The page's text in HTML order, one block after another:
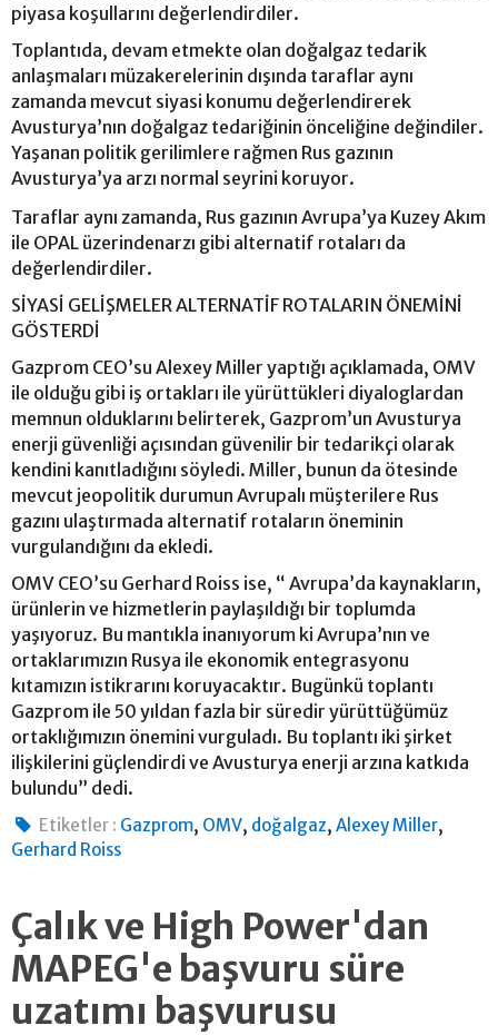
piyasa koşullarını değerlendirdiler.
Toplantıda, devam etmekte olan doğalgaz tedarik
anlaşmaları müzakerelerinin dışında taraflar aynı
zamanda mevcut siyasi konumu değerlendirerek
Avusturya’nın doğalgaz tedariğinin önceliğine değindiler.
Yaşanan politik gerilimlere rağmen Rus gazının
Avusturya’ya arzı normal seyrini koruyor.
Taraflar aynı zamanda, Rus gazının Avrupa’ya Kuzey Akım
ile OPAL üzerindenarzı gibi alternatif rotaları da
değerlendirdiler.
SİYASİ GELİŞMELER ALTERNATİF ROTALARIN ÖNEMİNİ
GÖSTERDİ
Gazprom CEO’su Alexey Miller yaptığı açıklamada, OMV
ile olduğu gibi iş ortakları ile yürüttükleri diyaloglardan
memnun olduklarını belirterek, Gazprom’un Avusturya
enerji güvenliği açısından güvenilir bir tedarikçi olarak
kendini kanıtladığını söyledi. Miller, bunun da ötesinde
mevcut jeopolitik durumun Avrupalı müşterilere Rus
gazını ulaştırmada alternatif rotaların öneminin
vurgulandığını da ekledi.
OMV CEO’su Gerhard Roiss ise, “ Avrupa’da kaynakların,
ürünlerin ve hizmetlerin paylaşıldığı bir toplumda
yaşıyoruz. Bu mantıkla inanıyorum ki Avrupa’nın ve
ortaklarımızın Rusya ile ekonomik entegrasyonu
kıtamızın istikrarını koruyacaktır. Bugünkü toplantı
Gazprom ile 50 yıldan fazla bir süredir yürüttüğümüz
ortaklığımızın önemini vurguladı. Bu toplantı iki şirket
ilişkilerini güçlendirdi ve Avusturya enerji arzına katkıda
bulundu” dedi.
Etiketler : Gazprom, OMV, doğalgaz,Alexey Miller,
Gerhard Roiss
Çalık ve High Power'dan
MAPEG'e başvuru süre
uzatımı başvurusu